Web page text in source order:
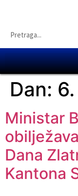
Dan:
Ministar
Dana
Kantona